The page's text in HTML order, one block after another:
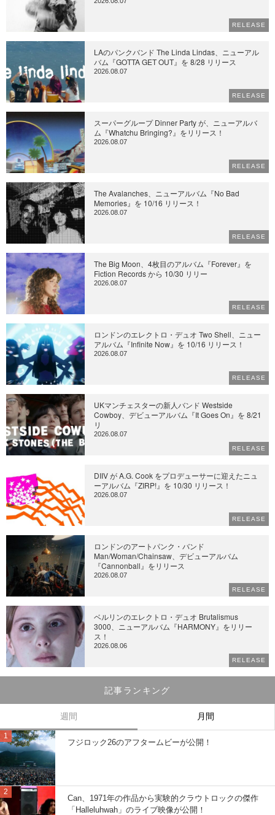
RELEASE
LAのパンクバンド The Linda Lindas、ニューアル
バム『GOTTA GET OUT』を 8/28 リリース
2026.08.07
RELEASE
スーパーグループ Dinner Party が、ニューアルバ
ム『Whatchu Bringing?』をリリース！
2026.08.07
RELEASE
The Avalanches、ニューアルバム『No Bad
Memories』を 10/16 リリース！
2026.08.07
RELEASE
The Big Moon、4枚目のアルバム『Forever』を
Fiction Records から 10/30 リリー
2026.08.07
RELEASE
ロンドンのエレクトロ・デュオ Two Shell、ニュー
アルバム『Infinite Now』を 10/16 リリース！
2026.08.07
RELEASE
UKマンチェスターの新人バンド Westside
Cowboy、デビューアルバム『It Goes On』を 8/21
リ
2026.08.07
RELEASE
DIIV が A.G. Cook をプロデューサーに迎えたニュ
ーアルバム『ZIRP!』を 10/30 リリース！
2026.08.07
RELEASE
ロンドンのアートパンク・バンド
Man/Woman/Chainsaw、デビューアルバム
『Cannonball』をリリース
2026.08.07
RELEASE
ベルリンのエレクトロ・デュオ Brutalismus
3000、ニューアルバム『HARMONY』をリリー
ス！
2026.08.06
RELEASE
記事ランキング
週間 月間
フジロック26のアフタームビーが公開！
Can、1971年の作品から実験的クラウトロックの傑作
「Halleluhwah」のライブ映像が公開！